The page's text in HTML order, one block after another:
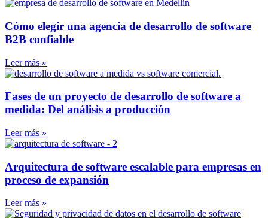
Cómo elegir una agencia de desarrollo de software
B2B confiable
Leer más »
Fases de un proyecto de desarrollo de software a
medida: Del análisis a producción
Leer más »
Arquitectura de software escalable para empresas en
proceso de expansión
Leer más »